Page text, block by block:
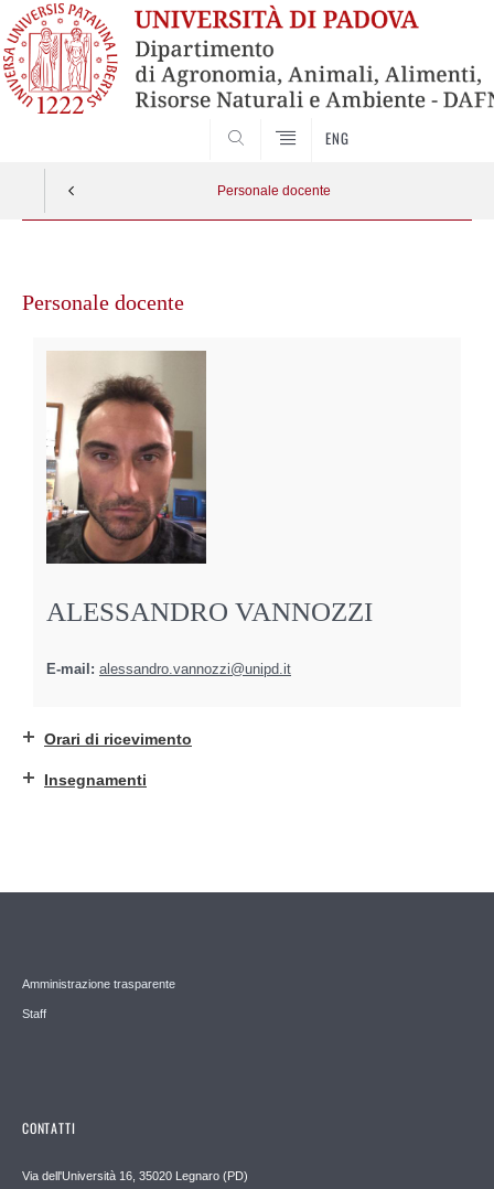
ENG
Personale docente
contenuto
Personale docente
ALESSANDRO VANNOZZI
E-mail: alessandro.vannozzi@unipd.it
Orari di ricevimento
Insegnamenti
Amministrazione trasparente
Staff
CONTATTI
Via dell'Università 16, 35020 Legnaro (PD)